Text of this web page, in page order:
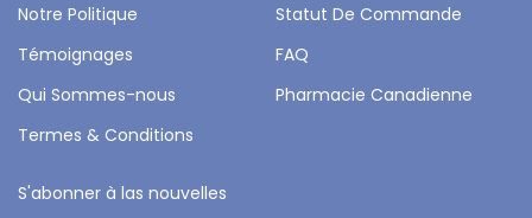
Notre Politique
Statut De Commande
Témoignages
FAQ
Qui Sommes-nous
Pharmacie Canadienne
Termes & Conditions
S'abonner à las nouvelles